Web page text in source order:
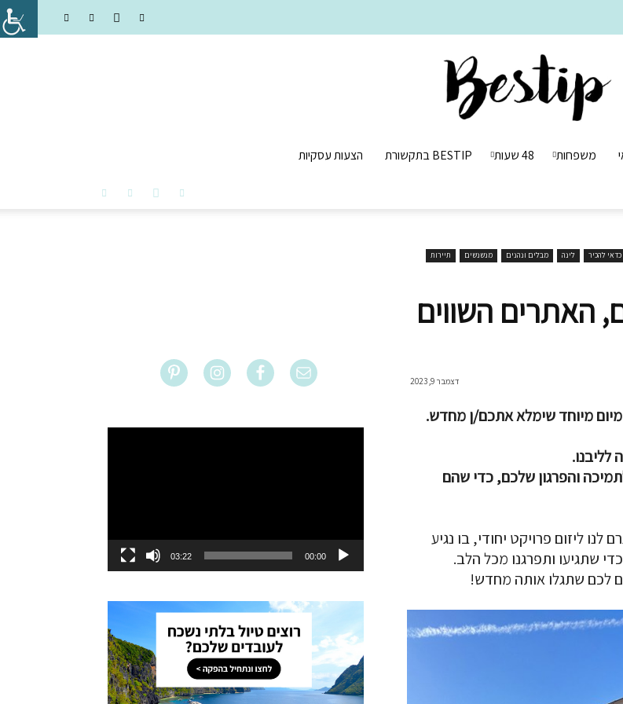
משפחות 48 שעות BESTIP בתקשורת הצעות עסקיות
כדאי להכיר לינה מבלים ונהנים מנשנשים
תיירות
האתרים השווים
דצמבר 9, 2023
מיום מיוחד שימלא אתכם/ן מחדש.
והפרגון שלכם, כדי שהם
ליזום פרויקט יחודי, בו נגיע
שתגיעו ותפרגנו מכל הלב.
לכם שתגלו אותה מחדש!
00:00
03:22